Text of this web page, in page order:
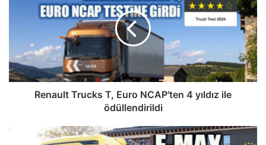
yıldız
ile
ödüllendirildi
Renault Trucks T, Euro NCAP'ten 4 yıldız ile
ödüllendirildi
Fenerium